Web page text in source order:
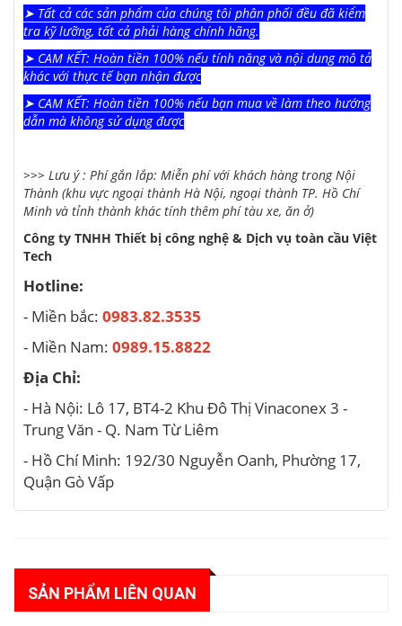
➤ Tất cả các sản phẩm của chúng tôi phân phối đều đã kiểm
tra kỹ lưỡng, tất cả phải hàng chính hãng.
➤ CAM KẾT: Hoàn tiền 100% nếu tính năng và nội dung mô tả
khác với thực tế bạn nhận được
➤ CAM KẾT: Hoàn tiền 100% nếu bạn mua về làm theo hướng
dẫn mà không sử dụng được
>>> Lưu ý : Phí gắn lắp: Miễn phí với khách hàng trong Nội
Thành (khu vực ngoại thành Hà Nội, ngoại thành TP. Hồ Chí
Minh và tỉnh thành khác tính thêm phí tàu xe, ăn ở)
Công ty TNHH Thiết bị công nghệ & Dịch vụ toàn cầu Việt
Tech
Hotline:
- Miền bắc: 0983.82.3535
- Miền Nam: 0989.15.8822
Địa Chỉ:
- Hà Nội: Lô 17, BT4-2 Khu Đô Thị Vinaconex 3 -
Trung Văn - Q. Nam Từ Liêm
- Hồ Chí Minh: 192/30 Nguyễn Oanh, Phường 17,
Quận Gò Vấp
SẢN PHẨM LIÊN QUAN